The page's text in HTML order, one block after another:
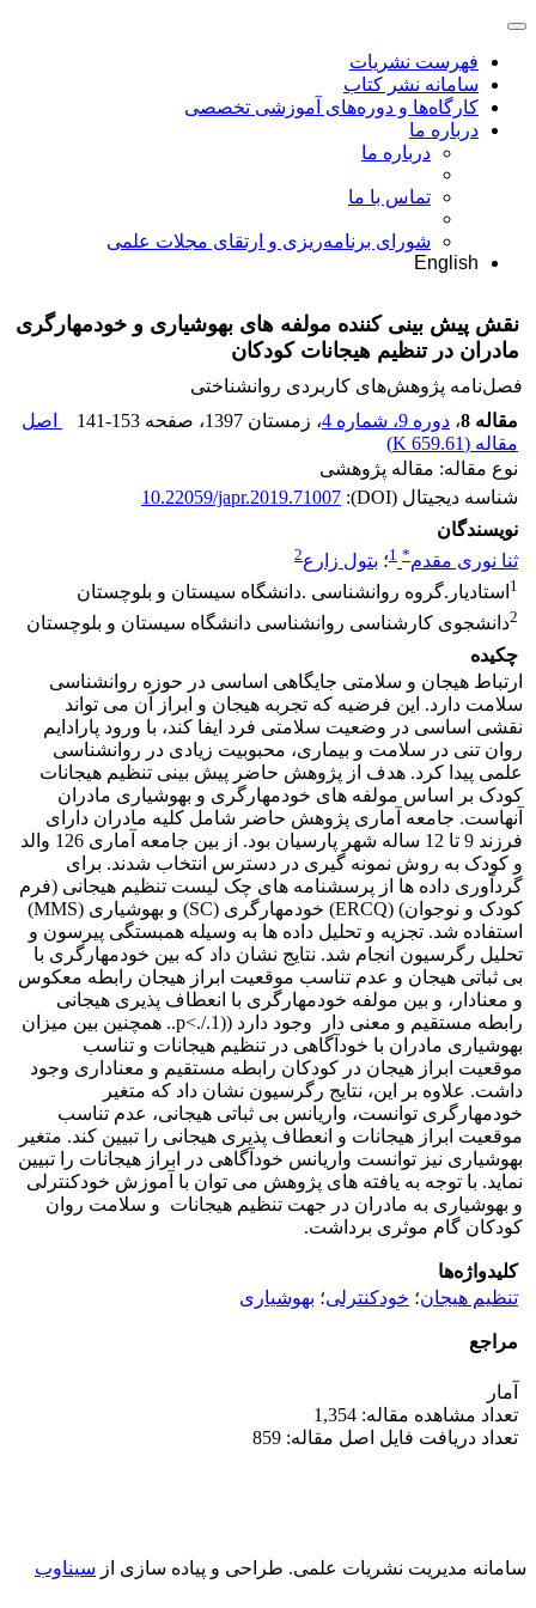
فهرست نشریات
سامانه نشر کتاب
کارگاه‌ها و دوره‌های آموزشی تخصصی
درباره ما
درباره ما
تماس با ما
شورای برنامه‌ریزی و ارتقای مجلات علمی
English
نقش پیش بینی کننده مولفه های بهوشیاری و خودمهارگری
مادران در تنظیم هیجانات کودکان
فصل‌نامه پژوهش‌های کاربردی روانشناختی
مقاله 8
، دوره 9، شماره 4 ، زمستان 1397 ، صفحه 141-153
اصل
مقاله (659.61 K
)
نوع مقاله: مقاله پژوهشی
شناسه دیجیتال (DOI):
10.22059/japr.2019.71007
نویسندگان
ثنا نوری مقدم*
1؛ بتول زارع2
1 استادیار.گروه روانشناسی .دانشگاه سیستان و بلوچستان
2دانشجوی کارشناسی روانشناسی دانشگاه سیستان و بلوچستان
چکیده
ارتباط هیجان و سلامتی جایگاهی اساسی در حوزه­ روانشناسی
سلامت دارد. این فرضیه که تجربه هیجان و ابراز آن می ­تواند
نقشی اساسی در وضعیت سلامتی فرد ایفا کند، با ورود پارادایم
روان تنی در سلامت و بیماری، محبوبیت زیادی در روانشناسی
علمی پیدا کرد. هدف از پژوهش حاضر پیش­ بینی تنظیم هیجانات
کودک بر اساس مولفه ­های خودمهارگری و بهوشیاری مادران
آنهاست. جامعه آماری پژوهش حاضر شامل کلیه مادران دارای
فرزند 9 تا 12 ساله شهر پارسیان بود. از بین جامعه آماری 126 والد
و کودک به روش نمونه ­گیری در دسترس انتخاب شدند. برای
گردآوری داده­ ها از پرسشنامه ­های چک لیست تنظیم هیجانی (فرم
کودک و نوجوان) (ERCQ) خودمهارگری (SC) و بهوشیاری (MMS)
استفاده شد. تجزیه و تحلیل داده ­ها به ­وسیله همبستگی پیرسون و
تحلیل رگرسیون انجام شد. نتایج نشان داد که بین خودمهارگری با
بی ­ثباتی هیجان و عدم تناسب موقعیت ابراز هیجان رابطه معکوس
و معنادار، و بین مولفه خودمهارگری با انعطاف پذیری هیجانی
رابطه مستقیم و معنی ­دار وجود دارد ((p<./.1.. همچنین بین میزان
بهوشیاری مادران با خودآگاهی در تنظیم هیجانات و تناسب
موقعیت ابراز هیجان در کودکان رابطه مستقیم و معناداری وجود
داشت. علاوه بر این، نتایج رگرسیون نشان داد که متغیر
خودمهارگری توانست، واریانس بی ­ثباتی هیجانی، عدم تناسب
موقعیت ابراز هیجانات و انعطاف ­پذیری هیجانی را تبیین کند. متغیر
بهوشیاری نیز توانست واریانس خودآگاهی در ابراز هیجانات را تبیین
نماید. با توجه به یافته ­های پژوهش می ­توان با آموزش خودکنترلی
و بهوشیاری به مادران در جهت تنظیم هیجانات و سلامت روان
کودکان گام موثری برداشت.
کلیدواژه‌ها
تنظیم هیجان؛ خودکنترلی؛ بهوشیاری
مراجع
آمار
تعداد مشاهده مقاله: 1,354
تعداد دریافت فایل اصل مقاله: 859
سامانه مدیریت نشریات علمی. طراحی و پیاده سازی از سیناوب